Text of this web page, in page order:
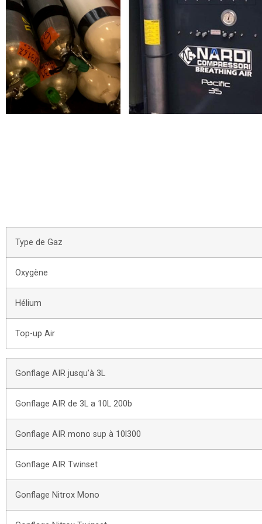
Type de Gaz
Oxygène
Hélium
Top-up Air
Gonflage AIR jusqu’à 3L
Gonflage AIR de 3L a 10L 200b
Gonflage AIR mono sup à 10l300
Gonflage AIR Twinset
Gonflage Nitrox Mono